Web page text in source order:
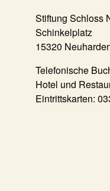
Stiftung Schloss
Schinkelplatz
15320
Telefonische
Hotel und
Eintrittskarten: